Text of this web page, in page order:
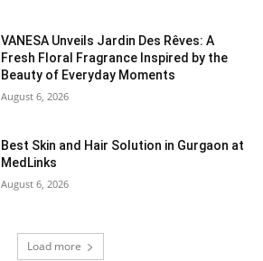
VANESA Unveils Jardin Des Rêves: A
Fresh Floral Fragrance Inspired by the
Beauty of Everyday Moments
August 6, 2026
Best Skin and Hair Solution in Gurgaon at
MedLinks
August 6, 2026
Load more